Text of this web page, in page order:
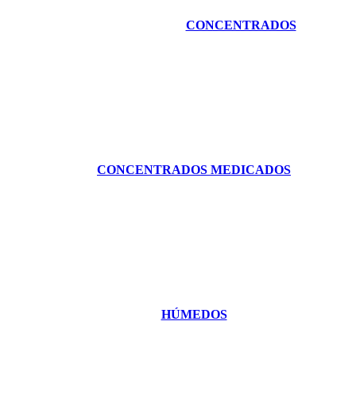
CONCENTRADOS
CONCENTRADOS MEDICADOS
HÚMEDOS